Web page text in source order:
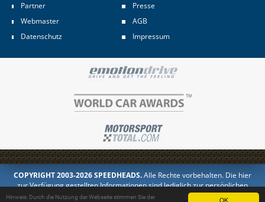
OK
Hinweis: Durch die Nutzung der Webseite stimmen Sie der
Partner
Presse
Webmaster
AGB
Datenschutz
Impressum
COPYRIGHT 2003-2026 SPEEDHEADS.Alle Rechte vorbehalten. Die hier
zur Verfügung gestellten Informationen sind lediglich zur persönlichen
Information bestimmt. Jedes Kopieren oder Veröffentlichen in anderer